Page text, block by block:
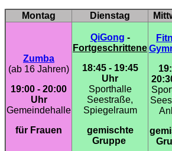
Montag Dienstag
Zumba
(ab 16 Jahren)
19:00 - 20:00
Uhr
Gemeindehalle
für Frauen
QiGong -
Fortgeschrittene
18:45 - 19:45
Uhr
Sporthalle
Seestraße,
Spiegelraum
gemischte
Gruppe